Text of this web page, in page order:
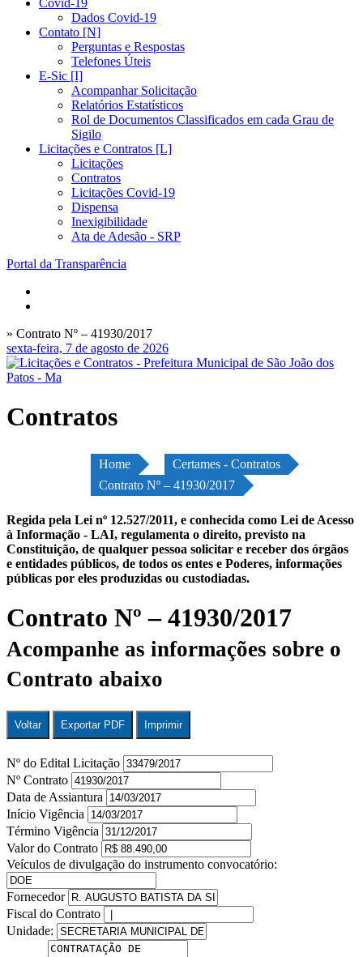
Covid-19
Dados Covid-19
Contato [N]
Perguntas e Respostas
Telefones Úteis
E-Sic [I]
Acompanhar Solicitação
Relatórios Estatísticos
Rol de Documentos Classificados em cada Grau de
Sigilo
Licitações e Contratos [L]
Licitações
Contratos
Licitações Covid-19
Dispensa
Inexigibilidade
Ata de Adesão - SRP
Portal da Transparência
» Contrato Nº – 41930/2017
sexta-feira, 7 de agosto de 2026
Contratos
Home
Certames - Contratos
Contrato Nº – 41930/2017
Regida pela Lei nº 12.527/2011, e conhecida como Lei de Acesso
à Informação - LAI, regulamenta o direito, previsto na
Constituição, de qualquer pessoa solicitar e receber dos órgãos
e entidades públicos, de todos os entes e Poderes, informações
públicas por eles produzidas ou custodiadas.
Contrato Nº – 41930/2017
Acompanhe as informações sobre o
Contrato abaixo
Voltar Exportar PDF Imprimir
Nº do Edital Licitação
Nº Contrato
Data de Assiantura
Início Vigência
Término Vigência
Valor do Contrato
Veículos de divulgação do instrumento convocatório:
Fornecedor
Fiscal do Contrato
Unidade: